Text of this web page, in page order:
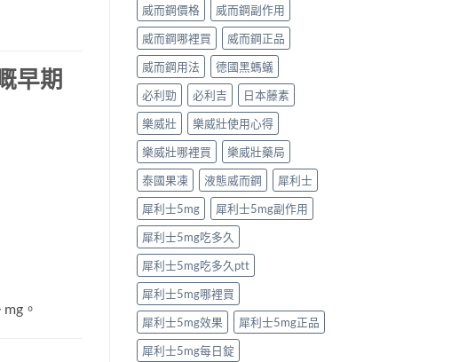
早期
。
效
時
間
與
作
用
制
揭
秘〉
中
療
程
安
排、
正
確
法
安
全
指
南〉
中
威而鋼價格
威而鋼副作用
威而鋼哪裡買
威而鋼正品
威而鋼用法
德國黑螞蟻
必利勁
必利吉
日本藤素
樂威壯
樂威壯使用心得
樂威壯哪裡買
樂威壯藥局
泰國果凍
液態威而鋼
犀利士
犀利士5mg
犀利士5mg副作用
犀利士5mg吃多久
犀利士5mg吃多久ptt
犀利士5mg哪裡買
犀利士5mg效果
犀利士5mg正品
犀利士5mg每日錠